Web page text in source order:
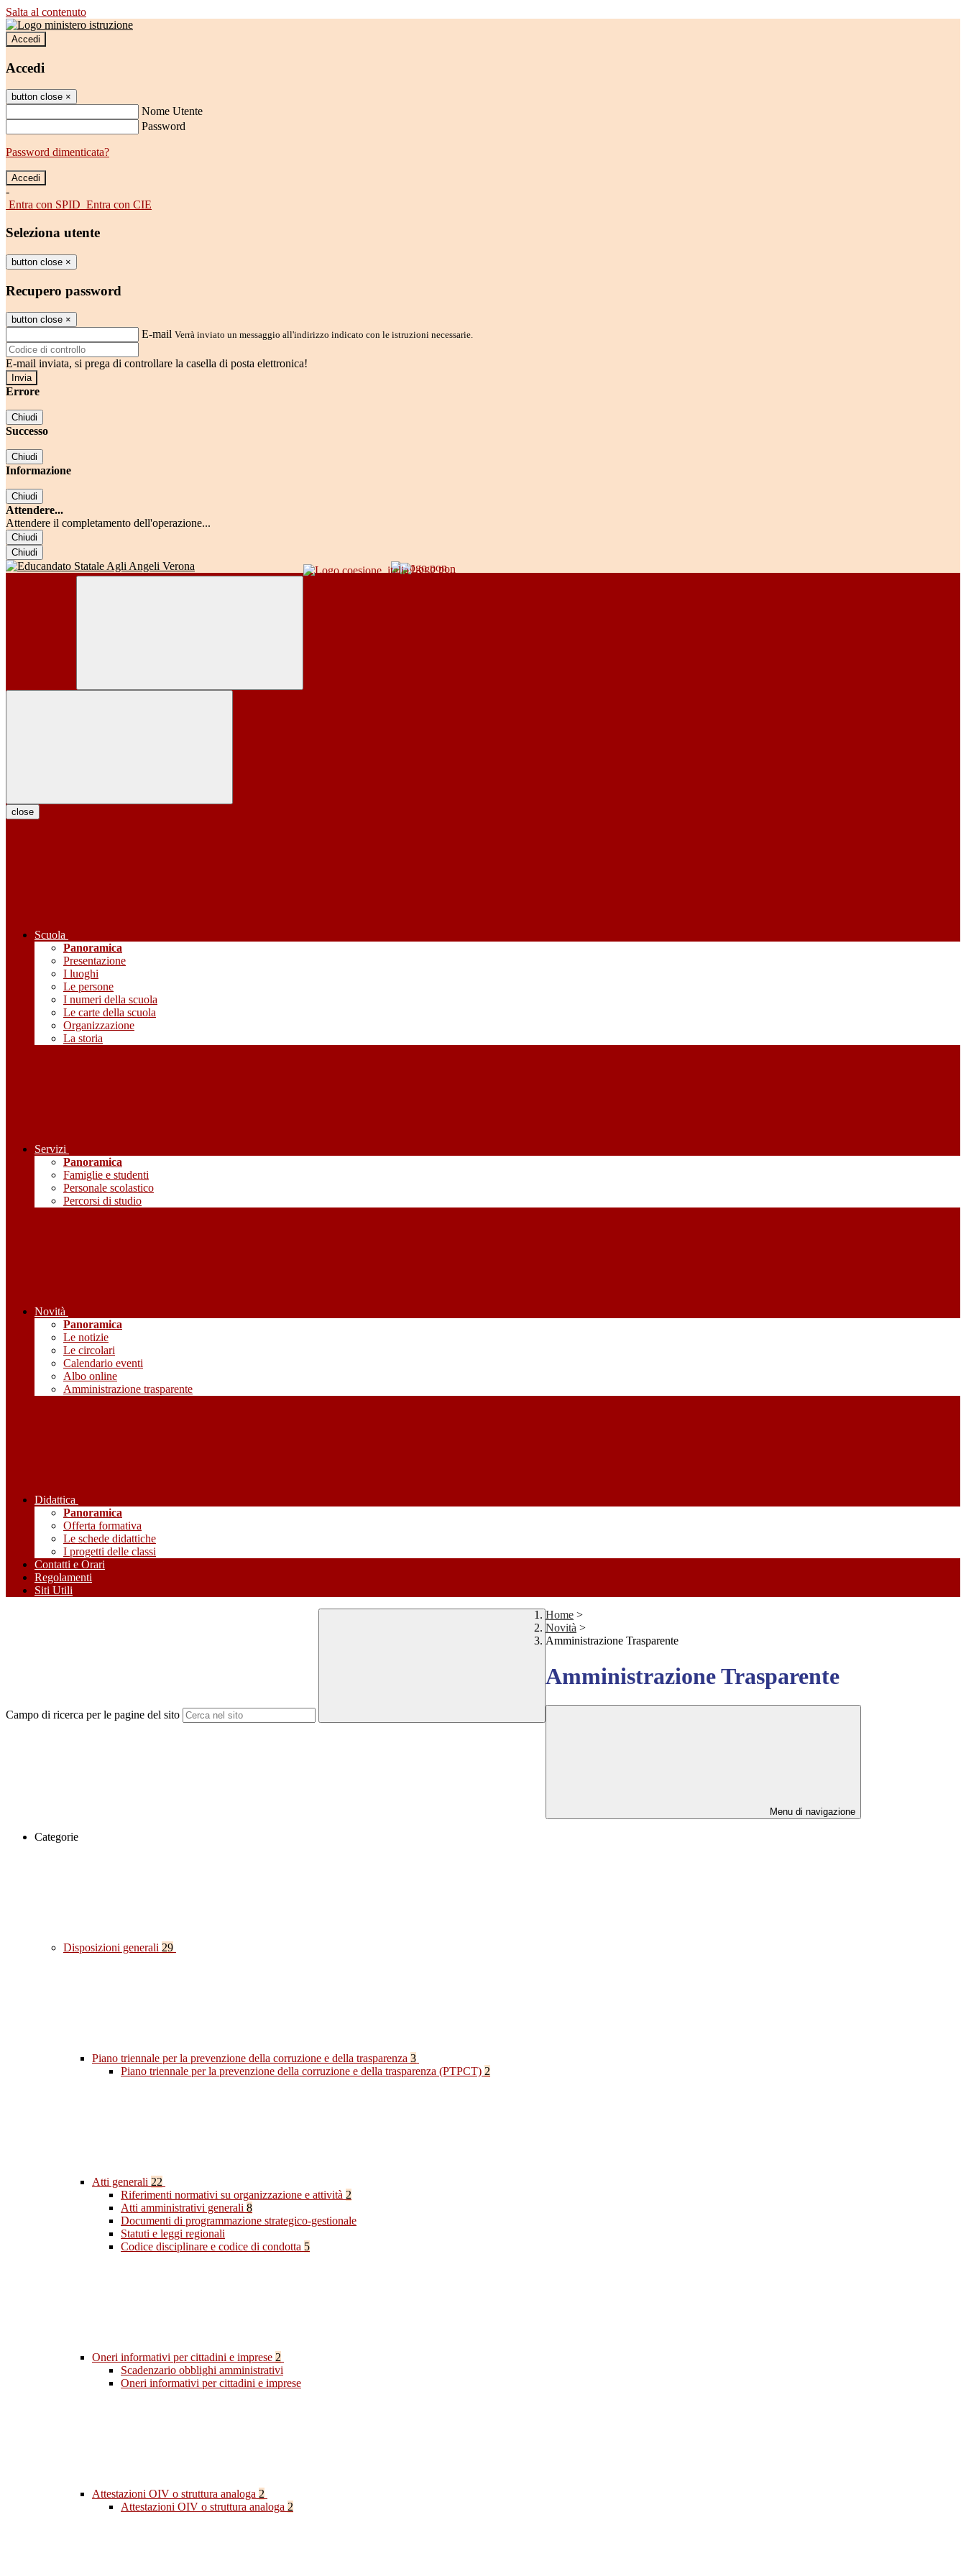
Salta al contenuto
Accedi
Accedi
button close ×
Nome Utente
Password
Password dimenticata?
-
Entra con SPID Entra con CIE
Seleziona utente
button close ×
Recupero password
button close ×
E-mail Verrà inviato un messaggio all'indirizzo indicato con le istruzioni necessarie.
E-mail inviata, si prega di controllare la casella di posta elettronica!
Errore
Chiudi
Successo
Chiudi
Informazione
Chiudi
Attendere...
Attendere il completamento dell'operazione...
Chiudi
Chiudi
close
Scuola
Panoramica
Presentazione
I luoghi
Le persone
I numeri della scuola
Le carte della scuola
Organizzazione
La storia
Servizi
Panoramica
Famiglie e studenti
Personale scolastico
Percorsi di studio
Novità
Panoramica
Le notizie
Le circolari
Calendario eventi
Albo online
Amministrazione trasparente
Didattica
Panoramica
Offerta formativa
Le schede didattiche
I progetti delle classi
Contatti e Orari
Regolamenti
Siti Utili
Campo di ricerca per le pagine del sito
Home >
Novità >
Amministrazione Trasparente
Amministrazione Trasparente
Menu di navigazione
Categorie
Disposizioni generali 29
Piano triennale per la prevenzione della corruzione e della trasparenza 3
Piano triennale per la prevenzione della corruzione e della trasparenza (PTPCT) 2
Atti generali 22
Riferimenti normativi su organizzazione e attività 2
Atti amministrativi generali 8
Documenti di programmazione strategico-gestionale
Statuti e leggi regionali
Codice disciplinare e codice di condotta 5
Oneri informativi per cittadini e imprese 2
Scadenzario obblighi amministrativi
Oneri informativi per cittadini e imprese
Attestazioni OIV o struttura analoga 2
Attestazioni OIV o struttura analoga 2